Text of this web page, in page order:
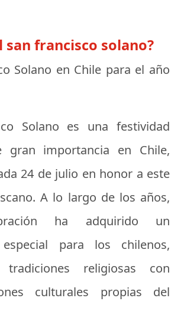
san francisco solano?
Solano en Chile para el año
Solano es una festividad
gran importancia en Chile,
24 de julio en honor a este
A lo largo de los años,
ha adquirido un
para los chilenos,
tradiciones religiosas con
culturales propias del